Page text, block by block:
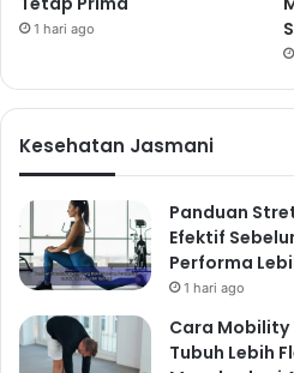
1 hari ago
Kesehatan Jasmani
Panduan
Efektif
Performa
1 hari ago
Cara Mobility
Tubuh Lebih